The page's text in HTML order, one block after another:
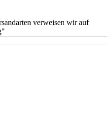
verweisen wir auf